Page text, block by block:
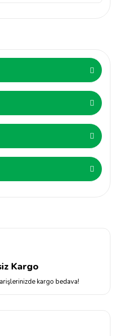
Kargo
kargo bedava!